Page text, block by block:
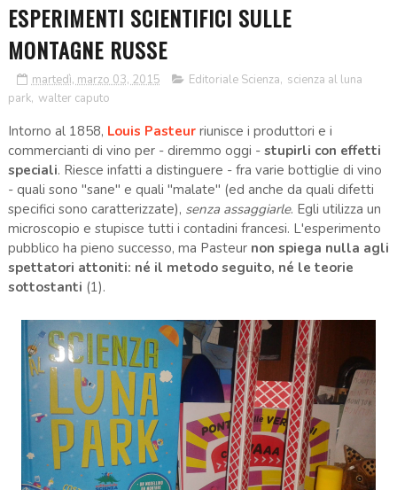
ESPERIMENTI SCIENTIFICI SULLE
MONTAGNE RUSSE
martedì, marzo 03, 2015 Editoriale Scienza, scienza al luna
park, walter caputo
Intorno al 1858, Louis Pasteurriunisce i produttori e i
commercianti di vino per - diremmo oggi - stupirli con effetti
speciali. Riesce infatti a distinguere - fra varie bottiglie di vino
- quali sono "sane" e quali "malate" (ed anche da quali difetti
specifici sono caratterizzate), senza assaggiarle. Egli utilizza un
microscopio e stupisce tutti i contadini francesi. L'esperimento
pubblico ha pieno successo, ma Pasteur non spiega nulla agli
spettatori attoniti: né il metodo seguito, né le teorie
sottostanti (1).